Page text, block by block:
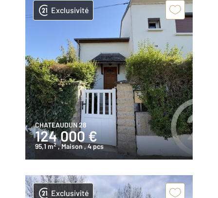
Exclusivité
CHATEAUDUN 28
124 000 €
95,1 m2 , Maison, 4 pcs
Exclusivité